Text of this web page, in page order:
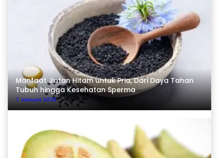
Manfaat Jintan Hitam untuk Pria, Dari Daya Tahan
Tubuh hingga Kesehatan Sperma
7 Januari 2026